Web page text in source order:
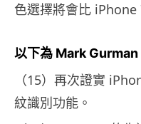
色選擇將會比
以下為 Mark Gurman
（15）再次證實
紋識別功能。